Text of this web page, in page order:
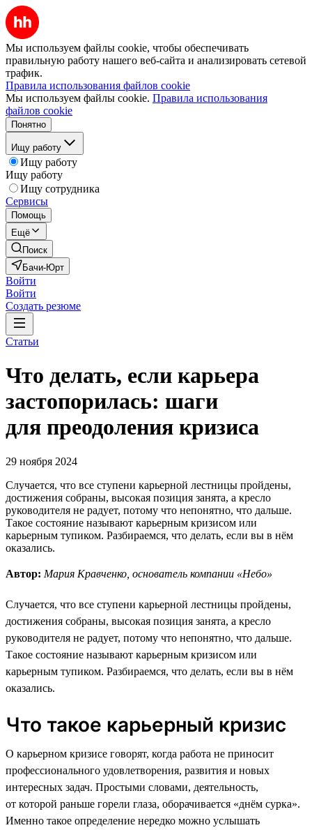
Мы используем файлы cookie, чтобы обеспечивать
правильную работу нашего веб-сайта и анализировать сетевой
трафик.
Правила использования файлов cookie
Мы используем файлы cookie. Правила использования
файлов cookie
Понятно
Ищу работу
Ищу работу
Ищу работу
Ищу сотрудника
Сервисы
Помощь
Ещё
Поиск
Бачи-Юрт
Войти
Войти
Создать резюме
Статьи
Что делать, если карьера
застопорилась: шаги
для преодоления кризиса
29 ноября 2024
Случается, что все ступени карьерной лестницы пройдены,
достижения собраны, высокая позиция занята, а кресло
руководителя не радует, потому что непонятно, что дальше.
Такое состояние называют карьерным кризисом или
карьерным тупиком. Разбираемся, что делать, если вы в нём
оказались.
Автор: Мария Кравченко, основатель компании «Небо»
Случается, что все ступени карьерной лестницы пройдены,
достижения собраны, высокая позиция занята, а кресло
руководителя не радует, потому что непонятно, что дальше.
Такое состояние называют карьерным кризисом или
карьерным тупиком. Разбираемся, что делать, если вы в нём
оказались.
Что такое карьерный кризис
О карьерном кризисе говорят, когда работа не приносит
профессионального удовлетворения, развития и новых
интересных задач. Простыми словами, деятельность,
от которой раньше горели глаза, оборачивается «днём сурка».
Именно такое определение нередко можно услышать